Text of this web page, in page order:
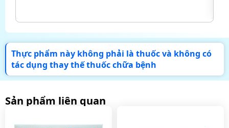
Thực phẩm này không phải là thuốc và không có
tác dụng thay thế thuốc chữa bệnh
Sản phẩm liên quan